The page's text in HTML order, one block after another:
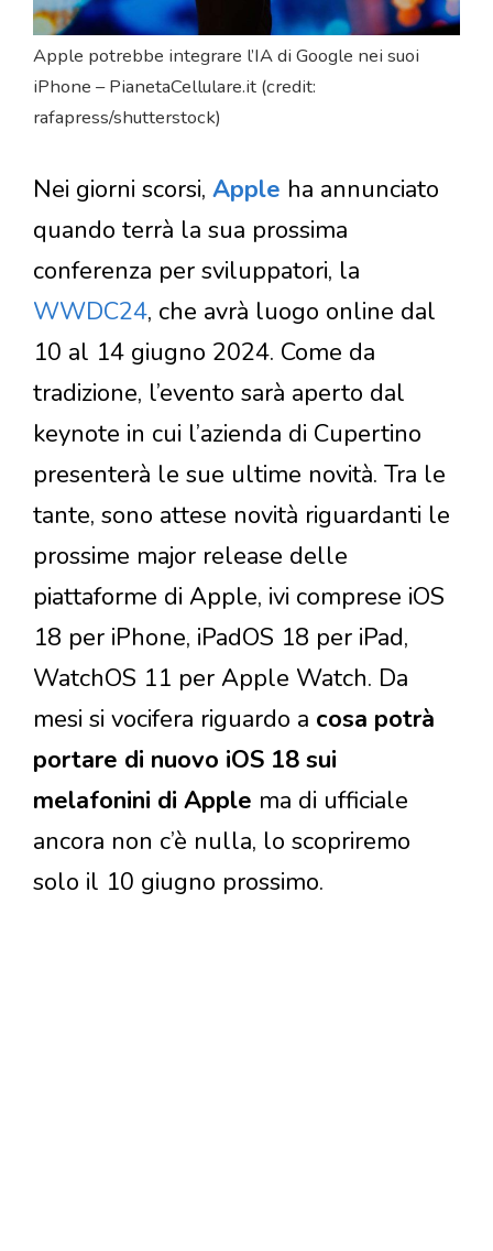
Apple potrebbe integrare l’IA di Google nei suoi
iPhone – PianetaCellulare.it (credit:
rafapress/shutterstock)
Nei giorni scorsi, Apple ha annunciato
quando terrà la sua prossima
conferenza per sviluppatori, la
WWDC24, che avrà luogo online dal
10 al 14 giugno 2024. Come da
tradizione, l’evento sarà aperto dal
keynote in cui l’azienda di Cupertino
presenterà le sue ultime novità. Tra le
tante, sono attese novità riguardanti le
prossime major release delle
piattaforme di Apple, ivi comprese iOS
18 per iPhone, iPadOS 18 per iPad,
WatchOS 11 per Apple Watch. Da
mesi si vocifera riguardo a cosa potrà
portare di nuovo iOS 18 sui
melafonini di Apple ma di ufficiale
ancora non c’è nulla, lo scopriremo
solo il 10 giugno prossimo.